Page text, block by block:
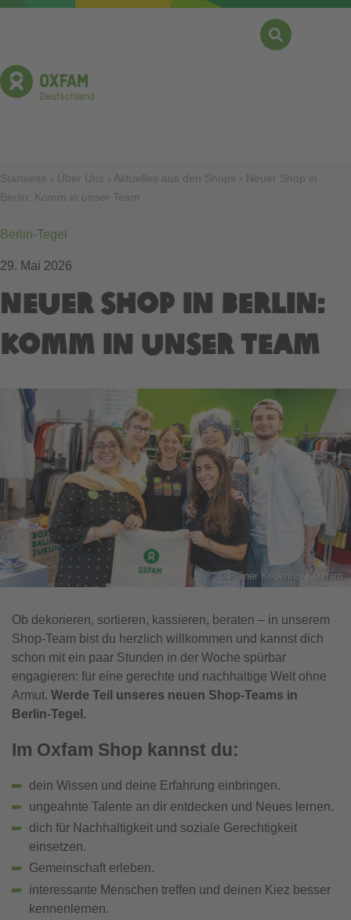
Direkt
Pfadnavigation
Startseite Über Uns Aktuelles aus den Shops
Neuer Shop in
Berlin: Komm in unser Team
Berlin-Tegel
29. Mai 2026
Neuer Shop in Berlin:
Komm in unser Team
© Rainer Keuenhof | Oxfam
Ob dekorieren, sortieren, kassieren, beraten – in unserem
Shop-Team bist du herzlich willkommen und kannst dich
schon mit ein paar Stunden in der Woche spürbar
engagieren: für eine gerechte und nachhaltige Welt ohne
Armut. Werde Teil unseres neuen Shop-Teams in
Berlin-Tegel.
Im Oxfam Shop kannst du:
dein Wissen und deine Erfahrung einbringen.
ungeahnte Talente an dir entdecken und Neues lernen.
dich für Nachhaltigkeit und soziale Gerechtigkeit
einsetzen.
Gemeinschaft erleben.
interessante Menschen treffen und deinen Kiez besser
kennenlernen.